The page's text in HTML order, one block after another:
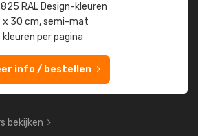
RAL Design-kleuren
x 30 cm, semi-mat
kleuren per pagina
info / bestellen
bekijken